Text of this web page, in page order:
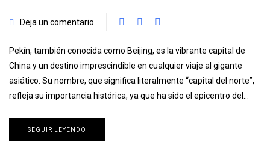
Deja un comentario
Pekín, también conocida como Beijing, es la vibrante capital de
China y un destino imprescindible en cualquier viaje al gigante
asiático. Su nombre, que significa literalmente “capital del norte”,
refleja su importancia histórica, ya que ha sido el epicentro del…
SEGUIR LEYENDO